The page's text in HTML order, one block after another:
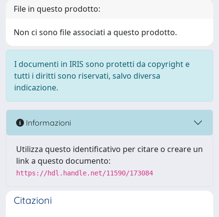
File in questo prodotto:
Non ci sono file associati a questo prodotto.
I documenti in IRIS sono protetti da copyright e
tutti i diritti sono riservati, salvo diversa
indicazione.
Informazioni
Utilizza questo identificativo per citare o creare un
link a questo documento:
https://hdl.handle.net/11590/173084
Citazioni